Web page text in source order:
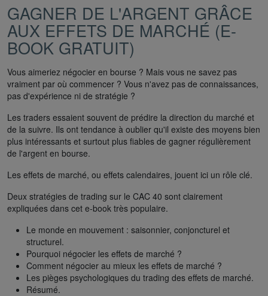
GAGNER DE L'ARGENT GRÂCE
AUX EFFETS DE MARCHÉ (E-
BOOK GRATUIT)
Vous aimeriez négocier en bourse ? Mais vous ne savez pas
vraiment par où commencer ? Vous n'avez pas de connaissances,
pas d'expérience ni de stratégie ?
Les traders essaient souvent de prédire la direction du marché et
de la suivre. Ils ont tendance à oublier qu'il existe des moyens bien
plus intéressants et surtout plus fiables de gagner régulièrement
de l'argent en bourse.
Les effets de marché, ou effets calendaires, jouent ici un rôle clé.
Deux stratégies de trading sur le CAC 40 sont clairement
expliquées dans cet e-book très populaire.
Le monde en mouvement : saisonnier, conjoncturel et
structurel.
Pourquoi négocier les effets de marché ?
Comment négocier au mieux les effets de marché ?
Les pièges psychologiques du trading des effets de marché.
Résumé.